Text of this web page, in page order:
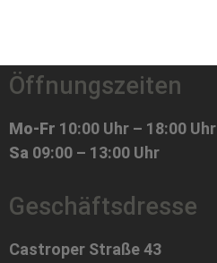
Öffnungszeiten
Mo-Fr 10:00 Uhr – 18:00 Uhr
Sa 09:00 – 13:00 Uhr
Geschäftsdresse
Castroper Straße 43